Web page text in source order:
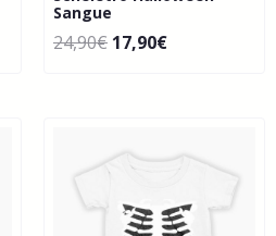
Sangue
24,90€ 17,90€